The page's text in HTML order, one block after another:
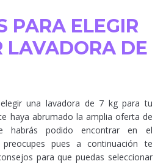
PARA ELEGIR
LAVADORA DE
una lavadora de 7 kg para tu
haya abrumado la amplia oferta de
habrás podido encontrar en el
pues a continuación te
para que puedas seleccionar